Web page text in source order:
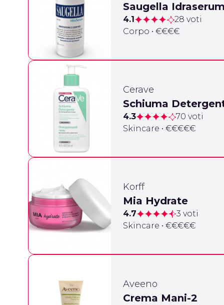
Saugella
4.1
28 voti
Corpo • €€€€
Cerave
Schiuma
4.3
70 voti
Skincare • €€€€€
Korff
Mia Hydrate
4.7
3 voti
Skincare • €€€€€
Aveeno
Crema Mani-2